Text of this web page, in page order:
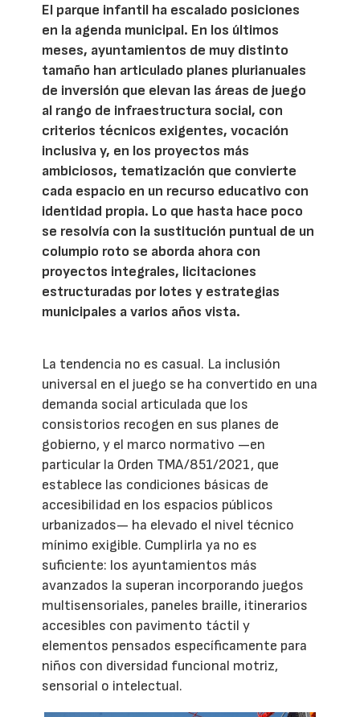
El parque infantil ha escalado posiciones
en la agenda municipal. En los últimos
meses, ayuntamientos de muy distinto
tamaño han articulado planes plurianuales
de inversión que elevan las áreas de juego
al rango de infraestructura social, con
criterios técnicos exigentes, vocación
inclusiva y, en los proyectos más
ambiciosos, tematización que convierte
cada espacio en un recurso educativo con
identidad propia. Lo que hasta hace poco
se resolvía con la sustitución puntual de un
columpio roto se aborda ahora con
proyectos integrales, licitaciones
estructuradas por lotes y estrategias
municipales a varios años vista.
La tendencia no es casual. La inclusión
universal en el juego se ha convertido en una
demanda social articulada que los
consistorios recogen en sus planes de
gobierno, y el marco normativo —en
particular la Orden TMA/851/2021, que
establece las condiciones básicas de
accesibilidad en los espacios públicos
urbanizados— ha elevado el nivel técnico
mínimo exigible. Cumplirla ya no es
suficiente: los ayuntamientos más
avanzados la superan incorporando juegos
multisensoriales, paneles braille, itinerarios
accesibles con pavimento táctil y
elementos pensados específicamente para
niños con diversidad funcional motriz,
sensorial o intelectual.